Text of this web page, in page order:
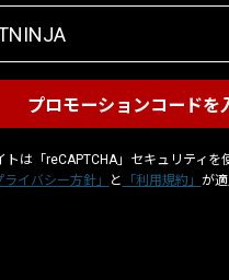
トは「reCAPTCHA」セキュリティを
ライバシー方針」
と 「利用規約」 が適